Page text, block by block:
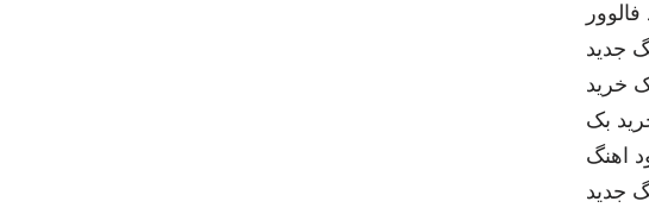
جدید
خرید
بک
اهنگ
جدید